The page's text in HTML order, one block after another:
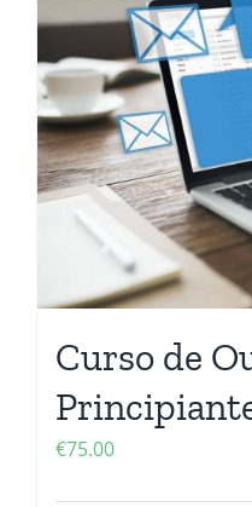
Curso de
€75.00